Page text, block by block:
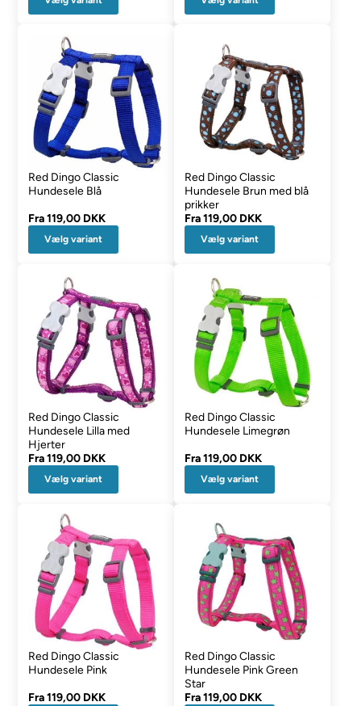
Red Dingo Classic
Hundesele Blå
Fra119,00 DKK
Vælg variant
Red Dingo Classic
Hundesele Brun med blå
prikker
Fra119,00 DKK
Vælg variant
Red Dingo Classic
Hundesele Lilla med
Hjerter
Fra119,00 DKK
Vælg variant
Red Dingo Classic
Hundesele Limegrøn
Fra119,00 DKK
Vælg variant
Red Dingo Classic
Hundesele Pink
Fra119,00 DKK
Red Dingo Classic
Hundesele Pink Green
Star
Fra119,00 DKK